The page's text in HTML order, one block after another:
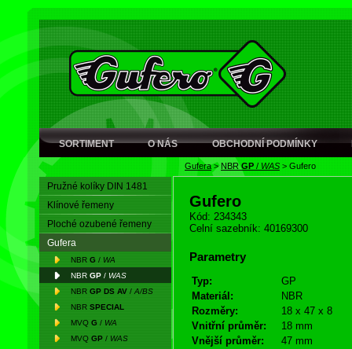
SORTIMENT O NÁS OBCHODNÍ PODMÍNKY
Gufera> NBRGP / WAS > Gufero
Pružné kolíky DIN 1481
Klínové řemeny
Ploché ozubené řemeny
Gufera
NBR G / WA
NBR GP / WAS
NBR GP DS AV / A/BS
NBR SPECIAL
MVQ G / WA
MVQ GP / WAS
Gufero
Kód: 234343
Celní sazebník: 40169300
Parametry
Typ:
GP
Materiál:
NBR
Rozměry:
18 x 47 x 8
Vnitřní průměr:
18 mm
Vnější průměr:
47 mm